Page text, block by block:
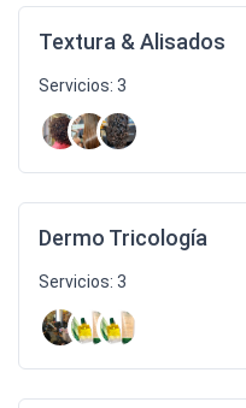
Textura & Alisados
Servicios: 3
Dermo Tricología
Servicios: 3